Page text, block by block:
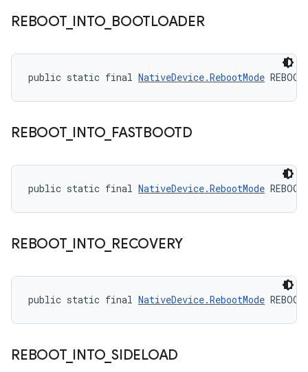
REBOOT_ INTO_ BOOTLOADER
public static final NativeDevice.RebootMode
REBOOT_ INTO_ FASTBOOTD
public static final NativeDevice.RebootMode
REBOOT_ INTO_ RECOVERY
public static final NativeDevice.RebootMode
REBOOT_ INTO_ SIDELOAD